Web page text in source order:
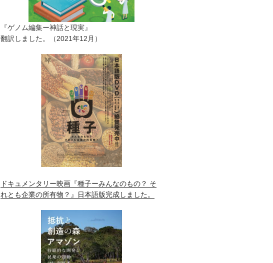
『ゲノム編集ー神話と現実』
翻訳しました。（2021年12月）
ドキュメンタリー映画『種子ーみんなのもの？ そ
れとも企業の所有物？』日本語版完成しました。